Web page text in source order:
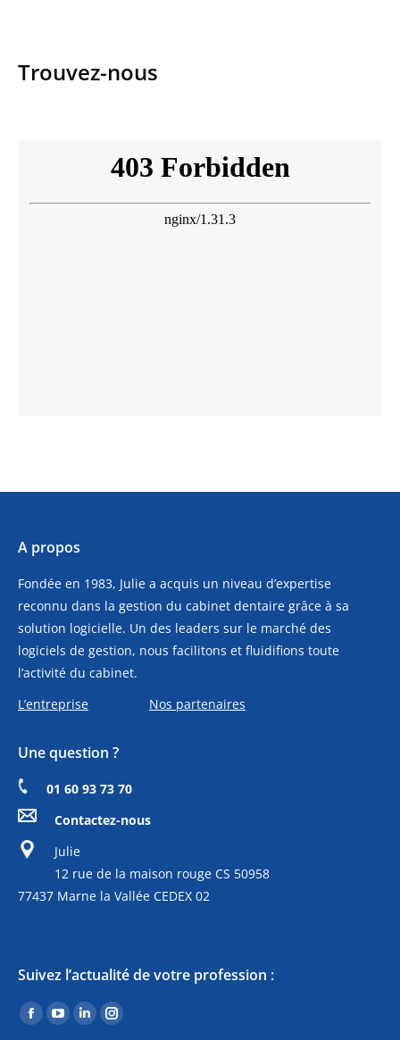
Trouvez-nous
A propos
Fondée en 1983, Julie a acquis un niveau d’expertise
reconnu dans la gestion du cabinet dentaire grâce à sa
solution logicielle. Un des leaders sur le marché des
logiciels de gestion, nous facilitons et fluidifions toute
l’activité du cabinet.
L’entreprise
Nos partenaires
Une question ?
01 60 93 73 70
Contactez-nous
Julie
12 rue de la maison rouge CS 50958
77437 Marne la Vallée CEDEX 02
Suivez l’actualité de votre profession :
Trouvez nous sur :
Facebook
YouTube
LinkedInInstagram